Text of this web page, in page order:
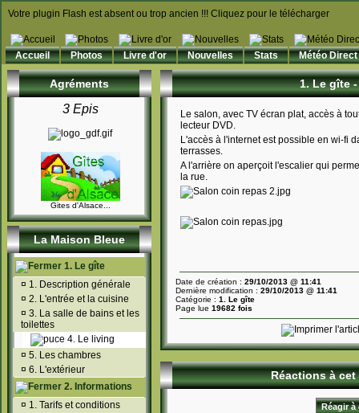
Votre plugin Flash est absent ou trop ancien !!! Cliquez pour le télécharger
Accueil Photos Livre d'or Nouvelles Stats Météo Direct
Agréments
3 Epis
Gites d'Alsace...
La Maison Bleue
1. Le gîte
¤ 1. Description générale
¤ 2. L'entrée et la cuisine
¤ 3. La salle de bains et les
toilettes
4. Le living
¤ 5. Les chambres
¤ 6. L'extérieur
2. Informations
¤ 1. Tarifs et conditions
1. Le gîte
Le salon, avec TV écran plat, accès à
lecteur DVD.
L'accès à l'internet est possible en wi-fi
terrasses.
A l'arrière on aperçoit l'escalier qui
la rue.
Date de création : 29/10/2013 @ 11:41
Dernière modification : 29/10/2013 @ 11:41
Catégorie : 1. Le gîte
Page lue 19682 fois
Réactions à cet
Réagir à